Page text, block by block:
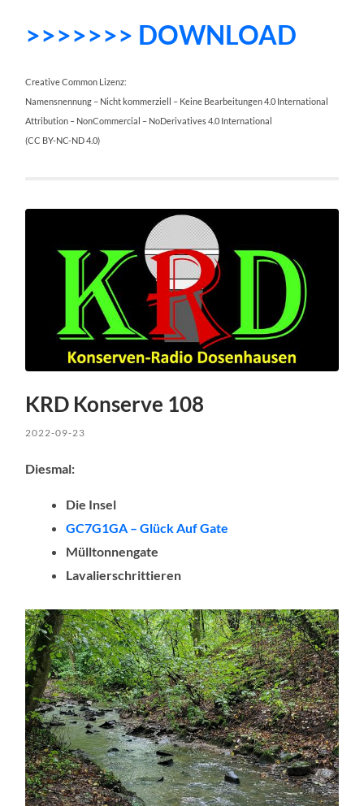
>>>>>>> DOWNLOAD
Creative Common Lizenz:
Namensnennung – Nicht kommerziell – Keine Bearbeitungen 4.0 International
Attribution – NonCommercial – NoDerivatives 4.0 International
(CC BY-NC-ND 4.0)
KRD Konserve 108
2022-09-23
Diesmal:
Die Insel
GC7G1GA – Glück AufGate
Mülltonnengate
Lavalierschrittieren